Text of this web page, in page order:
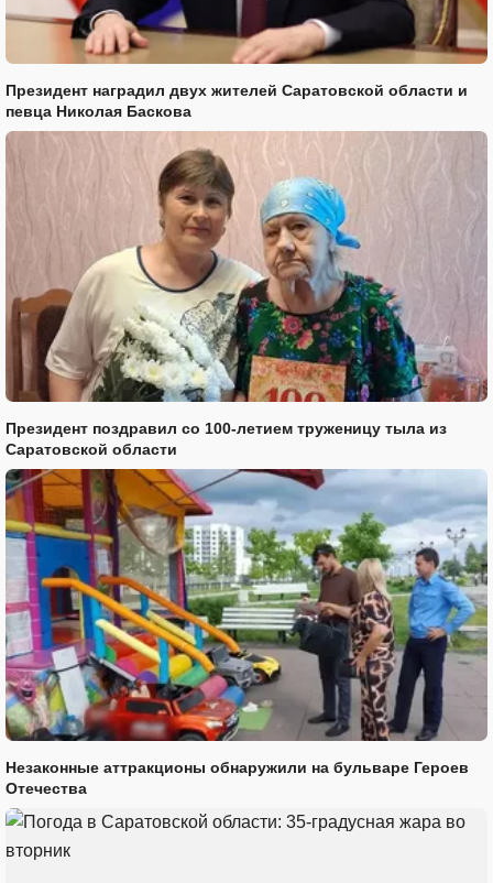
Президент наградил двух жителей Саратовской области и
певца Николая Баскова
Президент поздравил со 100-летием труженицу тыла из
Саратовской области
Незаконные аттракционы обнаружили на бульваре Героев
Отечества